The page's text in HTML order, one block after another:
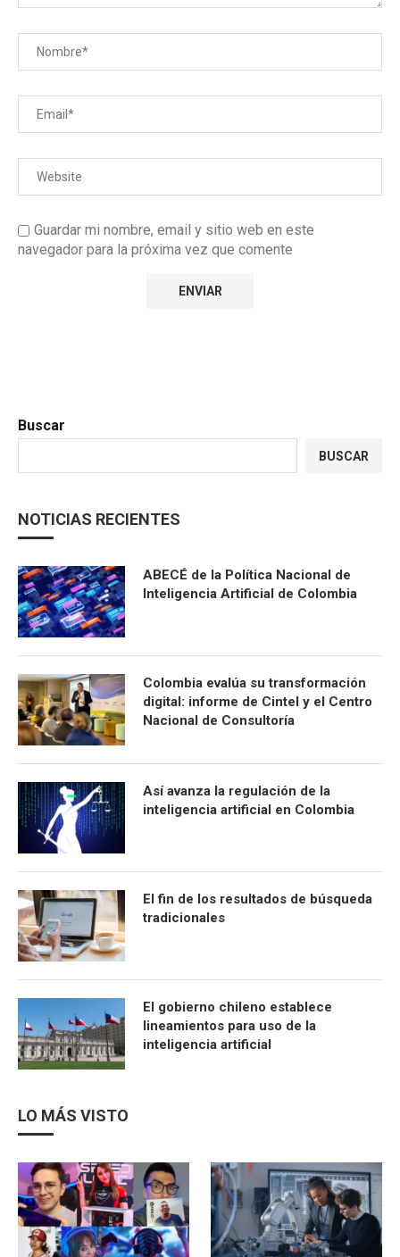
Guardar mi nombre, email y sitio web en este
navegador para la próxima vez que comente
Buscar
BUSCAR
NOTICIAS RECIENTES
ABECÉ de la Política Nacional de
Inteligencia Artificial de Colombia
Colombia evalúa su transformación
digital: informe de Cintel y el Centro
Nacional de Consultoría
Así avanza la regulación de la
inteligencia artificial en Colombia
El fin de los resultados de búsqueda
tradicionales
El gobierno chileno establece
lineamientos para uso de la
inteligencia artificial
LO MÁS VISTO